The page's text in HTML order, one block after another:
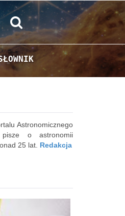
Szukaj:
Szukaj
Astronomicznego
o astronomii
25 lat. Redakcja